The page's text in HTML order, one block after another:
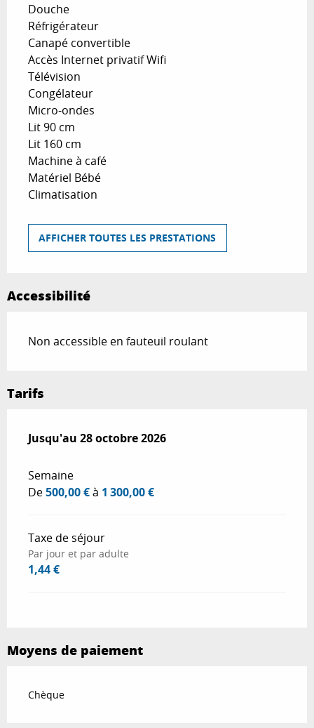
Douche
Réfrigérateur
Canapé convertible
Accès Internet privatif Wifi
Télévision
Congélateur
Micro-ondes
Lit 90 cm
Lit 160 cm
Machine à café
Matériel Bébé
Climatisation
AFFICHER TOUTES LES PRESTATIONS
Accessibilité
Non accessible en fauteuil roulant
Tarifs
Du1 avril 2026au28 octobre 2026
Jusqu'au 28 octobre 2026
Semaine
De500,00 €à 1 300,00 €
Taxe de séjour
Par jour et par adulte
1,44 €
Moyens de paiement
Chèque